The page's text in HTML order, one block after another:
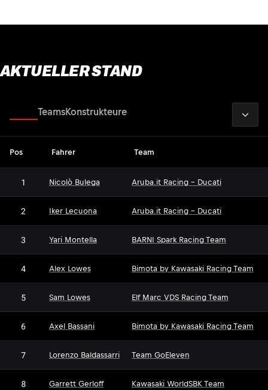
AKTUELLER STAND
TeamsKonstrukteure
Pos Fahrer Team
1 Nicolò Bulega Aruba.it Racing - Ducati
2 Iker Lecuona Aruba.it Racing - Ducati
3 Yari Montella BARNI Spark Racing Team
4 Alex Lowes Bimota by Kawasaki Racing Team
5 Sam Lowes Elf Marc VDS Racing Team
6 Axel Bassani Bimota by Kawasaki Racing Team
7 Lorenzo Baldassarri Team GoEleven
8 Garrett Gerloff Kawasaki WorldSBK Team